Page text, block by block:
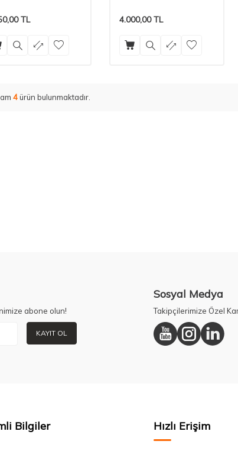
TL 4.000,00TL
4ürün bulunmaktadır.
abone olun!
KAYIT OL
Sosyal Medya
Takipçilerimize Özel
Bilgiler Hızlı Erişim